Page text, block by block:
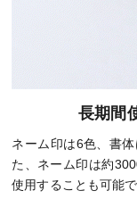
長期間
ネーム印は6色、書
た、ネーム印は約
使用することも可能で